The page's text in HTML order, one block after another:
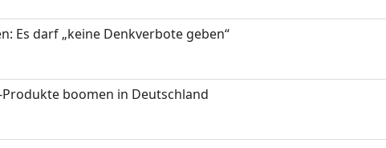
Es darf „keine Denkverbote geben“
boomen in Deutschland